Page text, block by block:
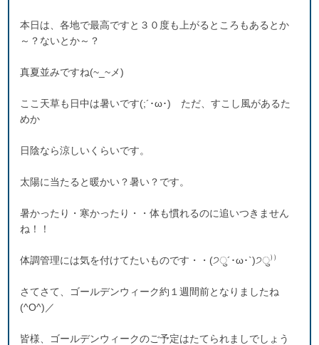
本日は、各地で最高ですと３０度も上がるところもあるとか
～？ないとか～？
真夏並みですね(~_~メ)
ここ天草も日中は暑いです(;´･ω･) ただ、すこし風があるた
めか
日陰なら涼しいくらいです。
太陽に当たると暖かい？暑い？です。
暑かったり・寒かったり・・体も慣れるのに追いつきません
ね！！
体調管理には気を付けてたいものです・・(੭ु´･ω･`)੭ु⁾⁾
さてさて、ゴールデンウィーク約１週間前となりましたね
(^O^)／
皆様、ゴールデンウィークのご予定はたてられましでしょう